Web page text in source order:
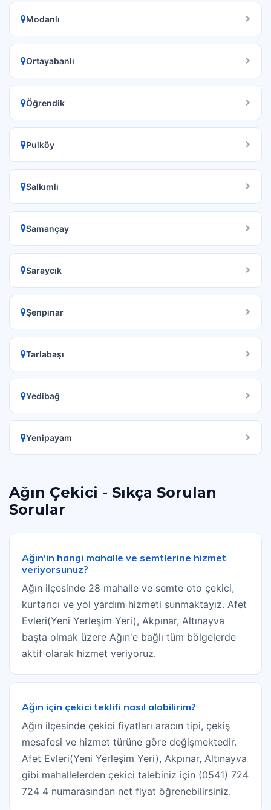
Modanlı
Ortayabanlı
Öğrendik
Pulköy
Salkımlı
Samançay
Saraycık
Şenpınar
Tarlabaşı
Yedibağ
Yenipayam
Ağın Çekici - Sıkça Sorulan
Sorular
Ağın'in hangi mahalle ve semtlerine hizmet
veriyorsunuz?
Ağın ilçesinde 28 mahalle ve semte oto çekici,
kurtarıcı ve yol yardım hizmeti sunmaktayız. Afet
Evleri(Yeni Yerleşim Yeri), Akpınar, Altınayva
başta olmak üzere Ağın'e bağlı tüm bölgelerde
aktif olarak hizmet veriyoruz.
Ağın için çekici teklifi nasıl alabilirim?
Ağın ilçesinde çekici fiyatları aracın tipi, çekiş
mesafesi ve hizmet türüne göre değişmektedir.
Afet Evleri(Yeni Yerleşim Yeri), Akpınar, Altınayva
gibi mahallelerden çekici talebiniz için (0541) 724
724 4 numarasından net fiyat öğrenebilirsiniz.